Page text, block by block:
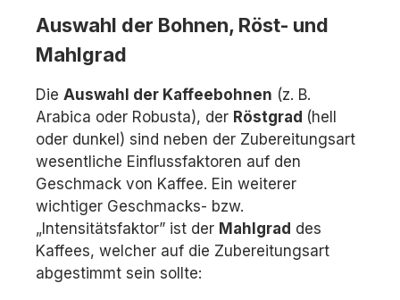
Auswahl der Bohnen, Röst- und
Mahlgrad
Die Auswahl der Kaffeebohnen (z. B.
Arabica oder Robusta), der Röstgrad (hell
oder dunkel) sind neben der Zubereitungsart
wesentliche Einflussfaktoren auf den
Geschmack von Kaffee. Ein weiterer
wichtiger Geschmacks- bzw.
„Intensitätsfaktor” ist der Mahlgrad des
Kaffees, welcher auf die Zubereitungsart
abgestimmt sein sollte: